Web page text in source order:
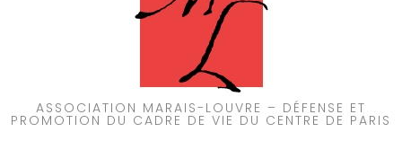
ASSOCIATION MARAIS-LOUVRE – DÉFENSE ET
PROMOTION DU CADRE DE VIE DU CENTRE DE PARIS